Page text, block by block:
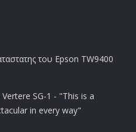
του Epson TW9400
SG-1 - "This is a
in every way"